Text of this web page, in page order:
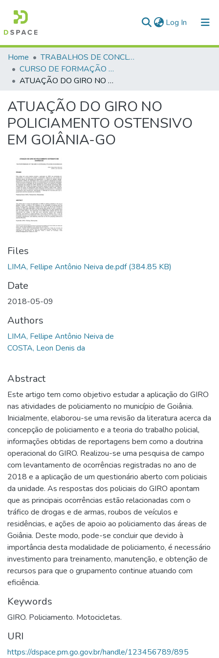
Log In (current)
Communities & Collections
All of DSpace
Home
TRABALHOS DE CONCLUSÃO DE CURSO - CFP (CURSO DE FORMAÇÃO DE PRAÇAS)
CURSO DE FORMAÇÃO DE PRAÇAS - CFP - 2018
ATUAÇÃO DO GIRO NO POLICIAMENTO OSTENSIVO EM GOIÂNIA-GO
ATUAÇÃO DO GIRO NO
POLICIAMENTO OSTENSIVO
EM GOIÂNIA-GO
Files
LIMA, Fellipe Antônio Neiva de.pdf(384.85 KB)
Date
2018-05-09
Authors
LIMA, Fellipe Antônio Neiva de
COSTA, Leon Denis da
Abstract
Este artigo tem como objetivo estudar a aplicação do GIRO
nas atividades de policiamento no município de Goiânia.
Inicialmente, elaborou-se uma revisão da literatura acerca da
concepção de policiamento e a teoria do trabalho policial,
informações obtidas de reportagens bem como a doutrina
operacional do GIRO. Realizou-se uma pesquisa de campo
com levantamento de ocorrências registradas no ano de
2018 e a aplicação de um questionário aberto com policiais
da unidade. As respostas dos policiais do GIRO apontam
que as principais ocorrências estão relacionadas com o
tráfico de drogas e de armas, roubos de veículos e
residências, e ações de apoio ao policiamento das áreas de
Goiânia. Deste modo, pode-se concluir que devido à
importância desta modalidade de policiamento, é necessário
investimento para treinamento, manutenção, e obtenção de
recursos para que o grupamento continue atuando com
eficiência.
Keywords
GIRO. Policiamento. Motocicletas.
URI
https://dspace.pm.go.gov.br/handle/123456789/895